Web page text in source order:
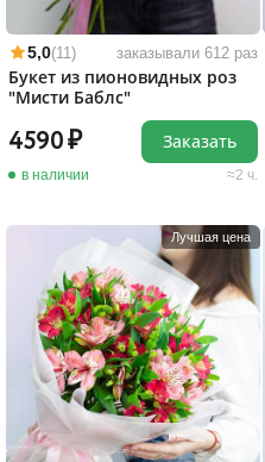
5,0(11) заказывали 612 раз
Букет из пионовидных роз
"Мисти Баблс"
4590
в наличии 2 ч.
Заказать
Лучшая цена